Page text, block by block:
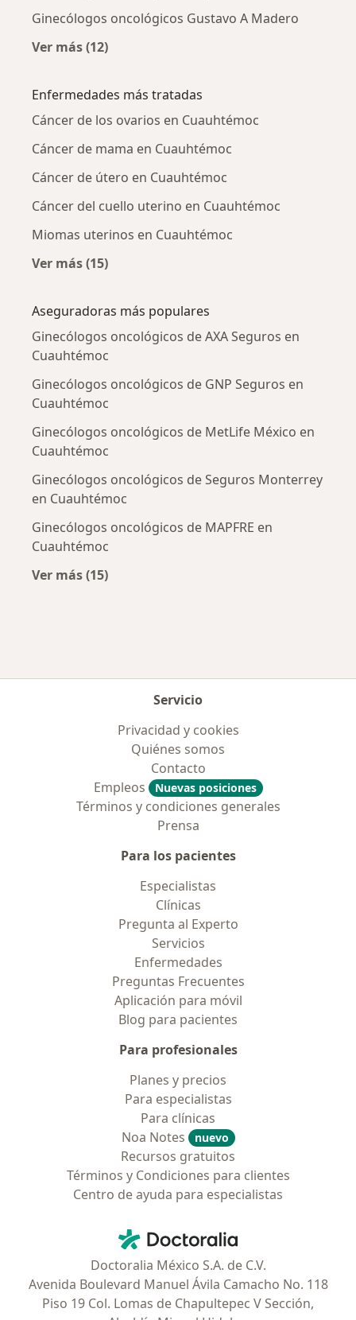
Ginecólogos oncológicos Gustavo A Madero
Ver más (12)
Enfermedades más tratadas
Cáncer de los ovarios en Cuauhtémoc
Cáncer de mama en Cuauhtémoc
Cáncer de útero en Cuauhtémoc
Cáncer del cuello uterino en Cuauhtémoc
Miomas uterinos en Cuauhtémoc
Ver más (15)
Aseguradoras más populares
Ginecólogos oncológicos de AXA Seguros en
Cuauhtémoc
Ginecólogos oncológicos de GNP Seguros en
Cuauhtémoc
Ginecólogos oncológicos de MetLife México en
Cuauhtémoc
Ginecólogos oncológicos de Seguros Monterrey
en Cuauhtémoc
Ginecólogos oncológicos de MAPFRE en
Cuauhtémoc
Ver más (15)
Servicio
Privacidad y cookies
Quiénes somos
Contacto
Empleos
Nuevas posiciones
Términos y condiciones generales
Prensa
Para los pacientes
Especialistas
Clínicas
Pregunta al Experto
Servicios
Enfermedades
Preguntas Frecuentes
Aplicación para móvil
Blog para pacientes
Para profesionales
Planes y precios
Para especialistas
Para clínicas
Noa Notes
nuevo
Recursos gratuitos
Términos y Condiciones para clientes
Centro de ayuda para especialistas
Doctoralia - Página de inicio
Doctoralia México S.A. de C.V.
Avenida Boulevard Manuel Ávila Camacho No. 118
Piso 19 Col. Lomas de Chapultepec V Sección,